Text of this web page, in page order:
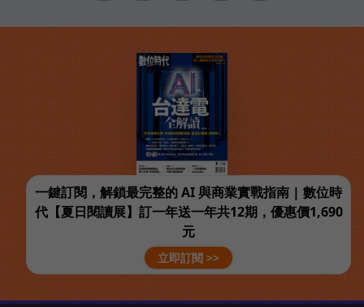
一鍵訂閱，解鎖最完整的 AI 與商業實戰指南 | 數位時
代【夏日閱讀展】訂一年送一年共12期，優惠價1,690
元
立即訂閱 >>